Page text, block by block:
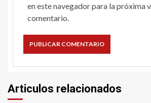
en este navegador para la próxima
comentario.
Articulos relacionados